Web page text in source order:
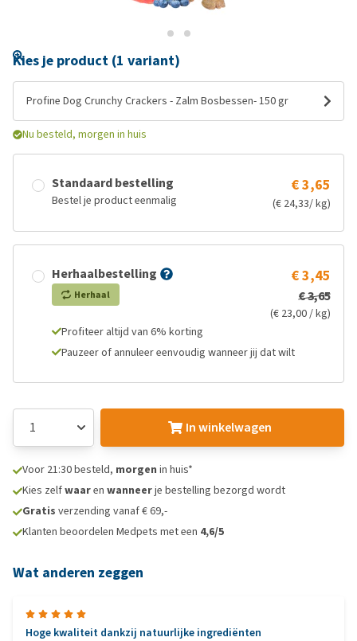
Kies je product (1 variant)
Profine Dog Crunchy Crackers - Zalm Bosbessen- 150 gr
Nu besteld, morgen in huis
Standaard bestelling
Bestel je product eenmalig
€ 3,65
(€ 24,33/ kg)
Herhaalbestelling
Herhaal
€ 3,45
€ 3,65
(€ 23,00 / kg)
Profiteer altijd van 6% korting
Pauzeer of annuleer eenvoudig wanneer jij dat wilt
In winkelwagen
Voor 21:30 besteld, morgen in huis*
Kies zelfwaaren wanneerje bestelling bezorgd wordt
Gratis verzending vanaf € 69,-
Klanten beoordelen Medpets met een 4,6/5
Wat anderen zeggen
Hoge kwaliteit dankzij natuurlijke ingrediënten